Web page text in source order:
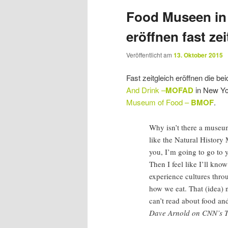
Food Museen
eröffnen fast
Veröffentlicht am 13. Oktober 2015
Fast zeitgleich eröffnen die
And Drink –MOFAD in New
Museum of Food –BMOF.
Why isn’t there a
like the Natural History
you, I’m going to go to
Then I feel like I’ll
experience cultures
how we eat. That (idea)
can’t read about food
Dave Arnold on CNN’s